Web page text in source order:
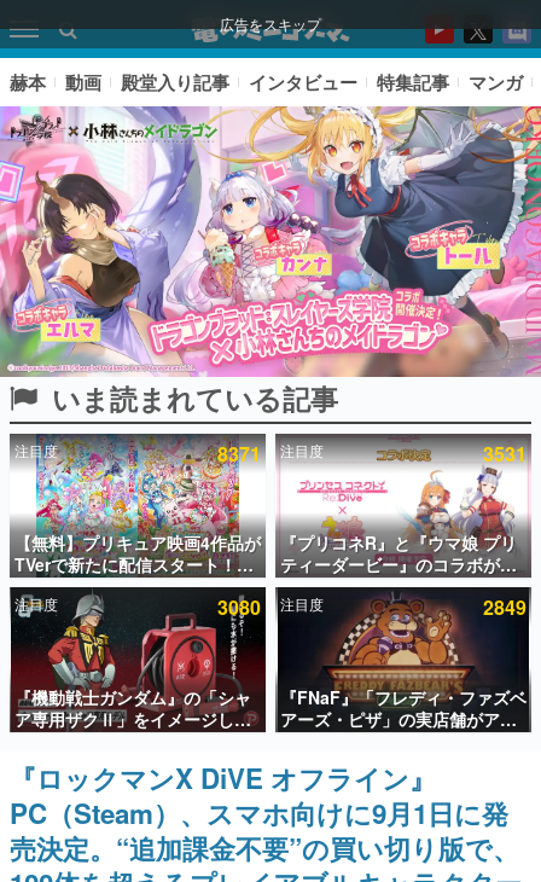
広告をスキップ
ピックアップ
電ファミのいま読まれている記事ランキング
アプリセール情報
インタビュー
連載・特集一覧
殿堂入り記事
SNS拡散数が数千以上！ ページビュー数万以上！ などな
ど。多くの人々に読まれた、電ファミ渾身の“殿堂入り”記
事をまとめました。
ゲームの企画書
名作ゲームクリエイターの方々に製作時のエピソードをお
聞きし、ヒットする企画（ゲーム）とは何か？を探ってい
きます。
赫本
赫本 動画 殿堂入り記事 インタビュー 特集記事 マンガ
いま読まれている記事
注目度 8371
【無料】プリキュア映画4作品が
TVerで新たに配信スタート！な
んと2018年～2024年の映画ほぼ
すべてが見放題に、ぶっちゃけ
ありえないラインナップ
注目度 3531
『プリコネR』と『ウマ娘 プリ
ティーダービー』のコラボが決
定！“最大170連無料”の8.5周年
キャンペーンなども発表
注目度 3080
『機動戦士ガンダム』の「シャ
ア専用ザクⅡ」をイメージした
散水ホースリールが予約開始。
本体にはシャアのパーソナルマ
ークやジオン公国軍のエンブレ
ム、型式番号などを配置
注目度 2849
『FNaF』「フレディ・ファズベ
アーズ・ピザ」の実店舗がアメ
リカの商業施設「American
ScottGamesとの共同開発、食
事だけでなくステージショーや
没入型のホラー体験も楽しめる
『ロックマンX DiVE オフライン』
PC（Steam）、スマホ向けに9月1日に発
売決定。“追加課金不要”の買い切り版で、